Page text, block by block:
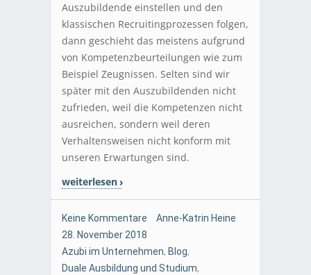
Auszubildende einstellen und den
klassischen Recruitingprozessen folgen,
dann geschieht das meistens aufgrund
von Kompetenzbeurteilungen wie zum
Beispiel Zeugnissen. Selten sind wir
später mit den Auszubildenden nicht
zufrieden, weil die Kompetenzen nicht
ausreichen, sondern weil deren
Verhaltensweisen nicht konform mit
unseren Erwartungen sind.
weiterlesen
Keine Kommentare
Anne-Katrin Heine
28. November 2018
Azubi im Unternehmen, Blog,
Duale Ausbildung und Studium,